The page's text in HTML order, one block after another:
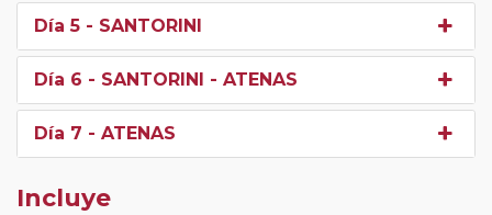
Día 5 - SANTORINI
Día 6 - SANTORINI - ATENAS
Día 7 - ATENAS
Incluye